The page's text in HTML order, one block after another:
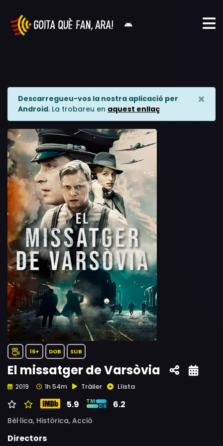
Descarregueu-vos la nostra aplicació per
Android. La trobareu en aquest enllaç
×
16+ DOB SUB
El missatger de Varsòvia
2019 1h 54m Tràiler Llista
5.9 6.2
Bèl·lica, Històrica, Acció
Directors